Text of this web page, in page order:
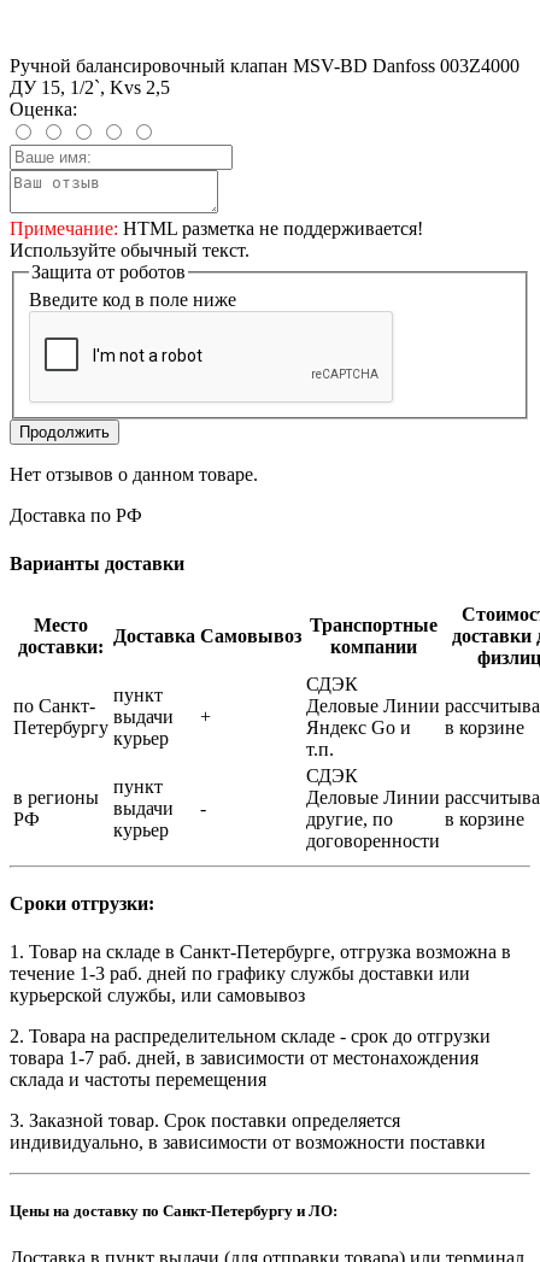
Ручной балансировочный клапан MSV-BD Danfoss 003Z4000
ДУ 15, 1/2`, Kvs 2,5
Оценка:
Примечание: HTML разметка не поддерживается!
Используйте обычный текст.
Защита от роботов
Введите код в поле ниже
Продолжить
Нет отзывов о данном товаре.
Доставка по РФ
Варианты доставки
Место
доставки:
Доставка Самовывоз
Транспортные
компании
доставки
физлиц
по Санкт-
Петербургу
пункт
выдачи
курьер
+
СДЭК
Деловые Линии
Яндекс Go и
т.п.
в корзине
в регионы
РФ
пункт
выдачи
курьер
-
СДЭК
Деловые Линии
другие, по
договоренности
в корзине
Сроки отгрузки:
1. Товар на складе в Санкт-Петербурге, отгрузка возможна в
течение 1-3 раб. дней по графику службы доставки или
курьерской службы, или самовывоз
2. Товара на распределительном складе - срок до отгрузки
товара 1-7 раб. дней, в зависимости от местонахождения
склада и частоты перемещения
3. Заказной товар. Срок поставки определяется
индивидуально, в зависимости от возможности поставки
Цены на доставку по Санкт-Петербургу и ЛО:
Доставка в пункт выдачи (для отправки товара) или терминал